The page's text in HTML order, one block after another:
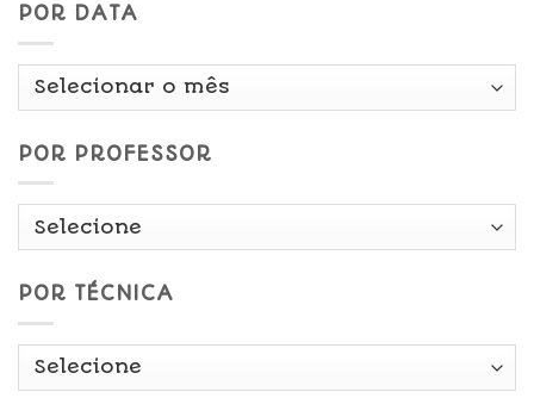
POR DATA
Por
POR PROFESSOR
POR TÉCNICA